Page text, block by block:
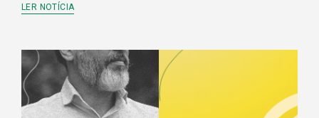
LER NOTÍCIA